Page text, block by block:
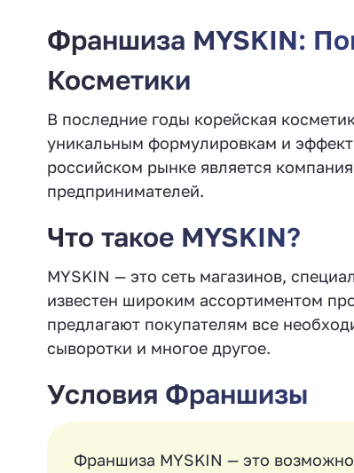
Франшиза МYSKIN:
Косметики
В последние годы корейская
уникальным формулировкам и
российском рынке является компания
предпринимателей.
Что такое MYSKIN?
MYSKIN — это сеть магазинов,
известен широким ассортиментом
предлагают покупателям все
сыворотки и многое другое.
Условия Франшизы
Франшиза MYSKIN — это